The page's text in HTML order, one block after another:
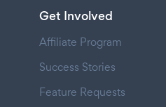
Get Involved
Affiliate Program
Success Stories
Feature Requests